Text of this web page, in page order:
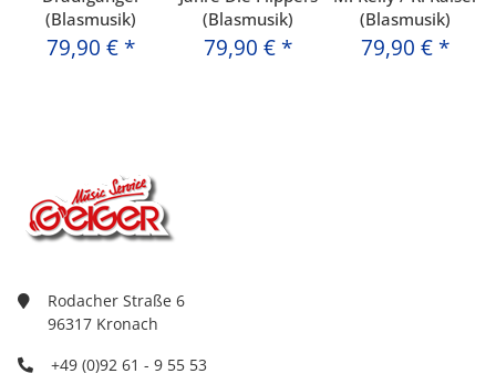
(Blasmusik)
79,90 € *
(Blasmusik)
79,90 € *
(Blasmusik)
79,90 € *
Rodacher Straße 6
96317 Kronach
+49 (0)92 61 - 9 55 53